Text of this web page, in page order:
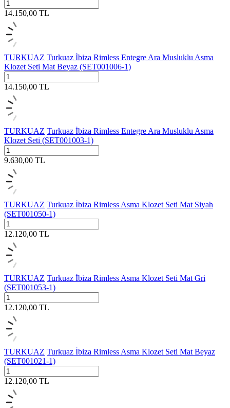
14.150,00 TL
TURKUAZ Turkuaz İbiza Rimless Entegre Ara Musluklu Asma
Klozet Seti Mat Beyaz (SET001006-1)
14.150,00 TL
TURKUAZ Turkuaz İbiza Rimless Entegre Ara Musluklu Asma
Klozet Seti (SET001003-1)
9.630,00 TL
TURKUAZ Turkuaz İbiza Rimless Asma Klozet Seti Mat Siyah
(SET001050-1)
12.120,00 TL
TURKUAZ Turkuaz İbiza Rimless Asma Klozet Seti Mat Gri
(SET001053-1)
12.120,00 TL
TURKUAZ Turkuaz İbiza Rimless Asma Klozet Seti Mat Beyaz
(SET001021-1)
12.120,00 TL